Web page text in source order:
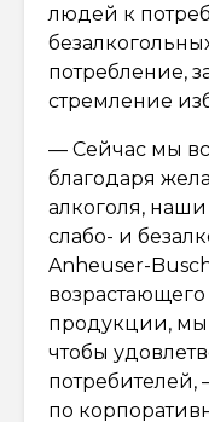
людей к
потребление,
стремление
— Сейчас мы
благодаря
алкоголя,
слабо- и
Anheuser-
возрастающего
продукции,
чтобы
потребителей,
по